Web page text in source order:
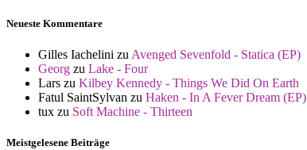
Neueste Kommentare
Gilles Iachelini zu Avenged Sevenfold - Statica (EP)
Georg zu Lake - Four
Lars zu Kilbey Kennedy - Things We Did On Earth
Fatul SaintSylvan zu Haken - In A Fever Dream (EP)
tux zu Soft Machine - Thirteen
Meistgelesene Beiträge